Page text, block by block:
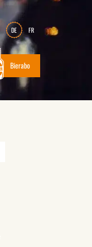
DE FR
Bierabo